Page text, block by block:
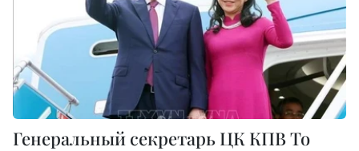
Генеральный секретарь ЦК КПВ То